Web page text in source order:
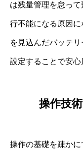
は残量管理を怠っ
行不能になる原因
を見込んだバッテ
設定することで安心
操作技
操作の基礎を疎か